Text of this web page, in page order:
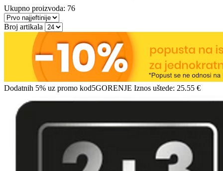
Ukupno proizvoda: 76
Broj artikala
Dodatnih 5% uz promo kod5GORENJE Iznos uštede: 25.55 €